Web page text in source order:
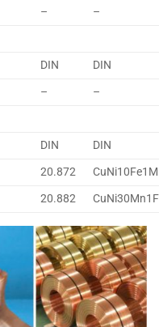
–
–
DIN
DIN
–
–
DIN
DIN
20.872
20.882